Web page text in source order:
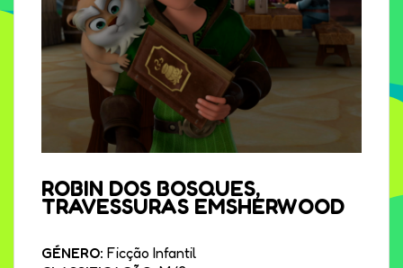
ROBIN DOS BOSQUES,
TRAVESSURAS EMSHERWOOD
GÉNERO: Ficção Infantil